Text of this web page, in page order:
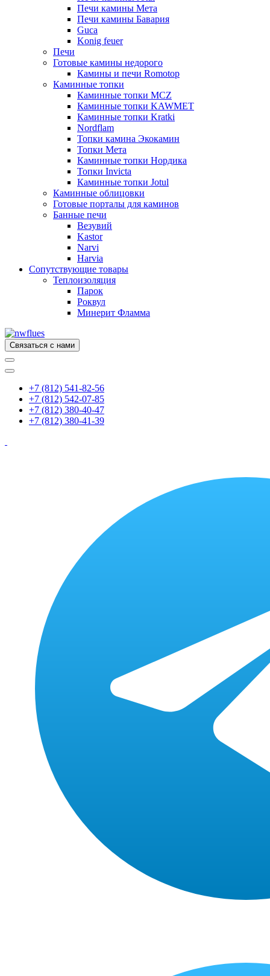
Печи камины Мета
Печи камины Бавария
Guca
Konig feuer
Печи
Готовые камины недорого
Камины и печи Romotop
Каминные топки
Каминные топки MCZ
Каминные топки KAWMET
Каминные топки Kratki
Nordflam
Топки камина Экокамин
Топки Мета
Каминные топки Нордика
Топки Invicta
Каминные топки Jotul
Каминные облицовки
Готовые порталы для каминов
Банные печи
Везувий
Kastor
Narvi
Harvia
Сопутствующие товары
Теплоизоляция
Парок
Роквул
Минерит Фламма
Связаться с нами
+7 (812) 541-82-56
+7 (812) 542-07-85
+7 (812) 380-40-47
+7 (812) 380-41-39